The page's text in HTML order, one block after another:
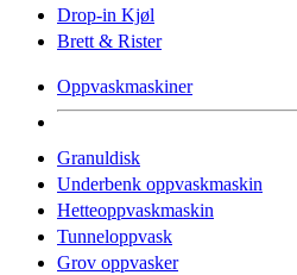
Drop-in Kjøl
Brett & Rister
Oppvaskmaskiner
Granuldisk
Underbenk oppvaskmaskin
Hetteoppvaskmaskin
Tunneloppvask
Grov oppvasker